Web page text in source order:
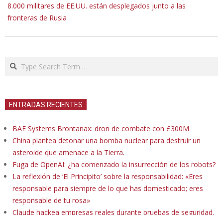
8.000 militares de EE.UU. están desplegados junto a las
fronteras de Rusia
Search
ENTRADAS RECIENTES
BAE Systems Brontanax: dron de combate con £300M
China plantea detonar una bomba nuclear para destruir un
asteroide que amenace a la Tierra.
Fuga de OpenAI: ¿ha comenzado la insurrección de los robots?
La reflexión de ‘El Principito’ sobre la responsabilidad: «Eres
responsable para siempre de lo que has domesticado; eres
responsable de tu rosa»
Claude hackea empresas reales durante pruebas de seguridad.